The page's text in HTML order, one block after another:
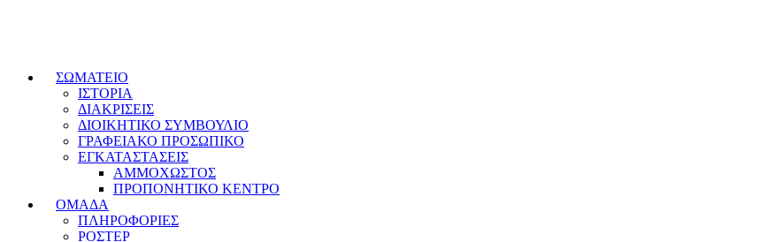
ΣΩΜΑΤΕΙΟ
ΙΣΤΟΡΙΑ
ΔΙΑΚΡΙΣΕΙΣ
ΔΙΟΙΚΗΤΙΚΟ ΣΥΜΒΟΥΛΙΟ
ΓΡΑΦΕΙΑΚΟ ΠΡΟΣΩΠΙΚΟ
ΕΓΚΑΤΑΣΤΑΣΕΙΣ
ΑΜΜΟΧΩΣΤΟΣ
ΠΡΟΠΟΝΗΤΙΚΟ ΚΕΝΤΡΟ
ΟΜΑΔΑ
ΠΛΗΡΟΦΟΡΙΕΣ
ΡΟΣΤΕΡ